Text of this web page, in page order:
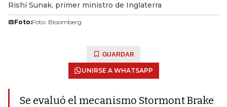
Rishi Sunak, primer ministro de Inglaterra
Foto:Foto: Bloomberg
GUARDAR
UNIRSE A WHATSAPP
Se evaluó el mecanismo Stormont Brake